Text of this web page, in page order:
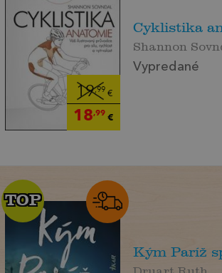
19,99 €
18,99 €
Cyklistika
Shannon
Vypredané
TOP
TOP
Kým Paríž
Druart Ruth